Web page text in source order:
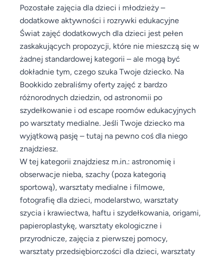
Pozostałe zajęcia dla dzieci i młodzieży –
dodatkowe aktywności i rozrywki edukacyjne
Świat zajęć dodatkowych dla dzieci jest pełen
zaskakujących propozycji, które nie mieszczą się w
żadnej standardowej kategorii – ale mogą być
dokładnie tym, czego szuka Twoje dziecko. Na
Bookkido zebraliśmy oferty zajęć z bardzo
różnorodnych dziedzin, od astronomii po
szydełkowanie i od escape roomów edukacyjnych
po warsztaty medialne. Jeśli Twoje dziecko ma
wyjątkową pasję – tutaj na pewno coś dla niego
znajdziesz.
W tej kategorii znajdziesz m.in.: astronomię i
obserwacje nieba, szachy (poza kategorią
sportową), warsztaty medialne i filmowe,
fotografię dla dzieci, modelarstwo, warsztaty
szycia i krawiectwa, haftu i szydełkowania, origami,
papieroplastykę, warsztaty ekologiczne i
przyrodnicze, zajęcia z pierwszej pomocy,
warsztaty przedsiębiorczości dla dzieci, warsztaty